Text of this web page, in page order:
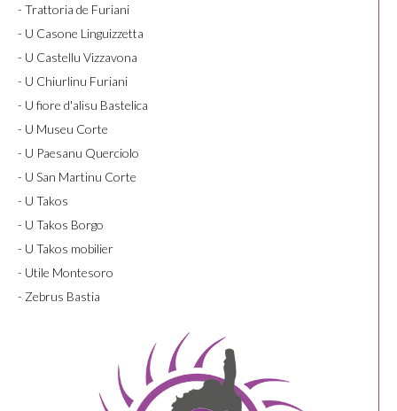
- Trattoria de Furiani
- U Casone Linguizzetta
- U Castellu Vizzavona
- U Chiurlinu Furiani
- U fiore d'alisu Bastelica
- U Museu Corte
- U Paesanu Querciolo
- U San Martinu Corte
- U Takos
- U Takos Borgo
- U Takos mobilier
- Utile Montesoro
- Zebrus Bastia